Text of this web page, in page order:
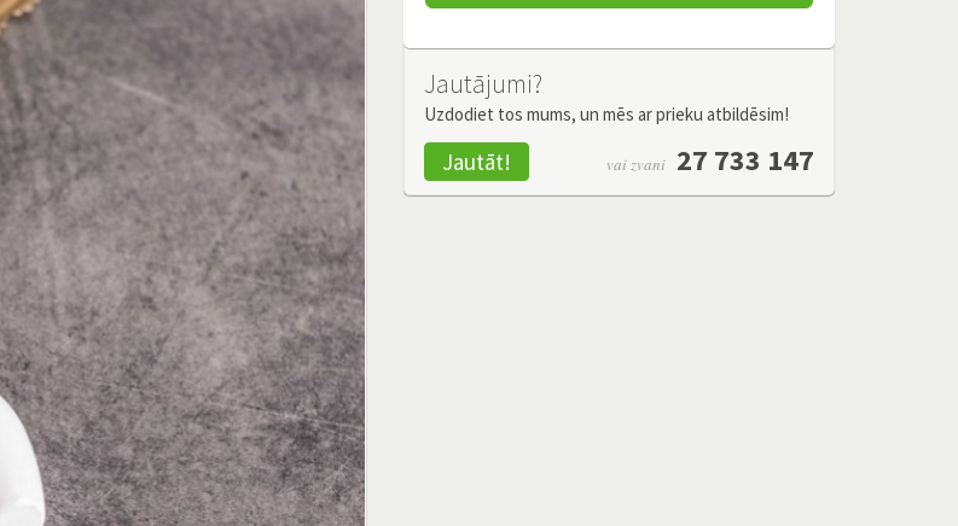
Jautājumi?
Uzdodiet tos mums, un mēs ar prieku atbildēsim!
Jautāt! vai zvani 27 733 147